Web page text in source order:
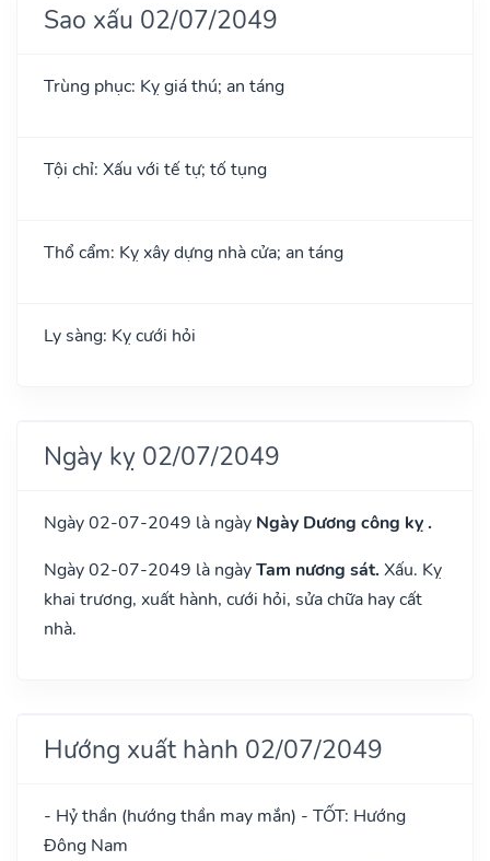
Sao xấu 02/07/2049
Trùng phục: Kỵ giá thú; an táng
Tội chỉ: Xấu với tế tự; tố tụng
Thổ cẩm: Kỵ xây dựng nhà cửa; an táng
Ly sàng: Kỵ cưới hỏi
Ngày kỵ 02/07/2049
Ngày 02-07-2049 là ngày Ngày Dương công kỵ .
Ngày 02-07-2049 là ngàyTam nương sát. Xấu. Kỵ
khai trương, xuất hành, cưới hỏi, sửa chữa hay cất
nhà.
Hướng xuất hành 02/07/2049
- Hỷ thần (hướng thần may mắn) - TỐT: Hướng
Đông Nam